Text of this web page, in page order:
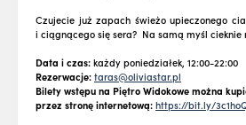
Czujecie już zapach świeżo upieczonego
i ciągnącego się sera? Na samą myśl cieknie
Data i czas:każdy poniedziałek, 12:00-22:00
Rezerwacje:taras@oliviastar.pl
Bilety wstępu na Piętro Widokowe można
przez stronę internetową:https://bit.ly/